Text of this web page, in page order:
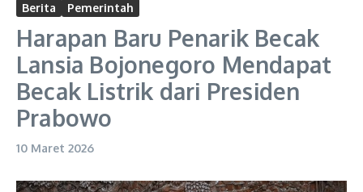
Berita Pemerintah
Harapan Baru Penarik Becak
Lansia Bojonegoro Mendapat
Becak Listrik dari Presiden
Prabowo
10 Maret 2026